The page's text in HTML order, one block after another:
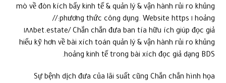
mò về đòn kích bẩy kinh tế & quản lý & vận hành rủi ro khủng
hoảng ١ phương thức công dụng. Website https://
١٨٨bet.estate/ Chắn chắn đưa ban tía hữu ích giúp đọc giả
hiểu kỹ hơn về bài xích toán quản lý & vận hành rủi ro khủng
hoảng kinh tế trong bài xích đọc giả dạng BDS.
Sự bệnh dịch đưa của lãi suất cũng Chắn chắn hình họa